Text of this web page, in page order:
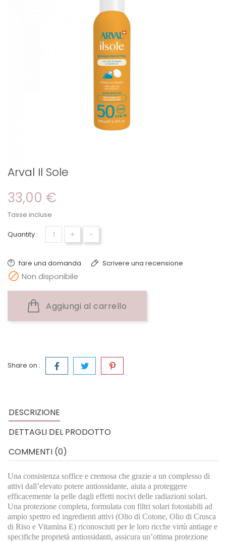
Arval Il Sole
33,00 €
Tasse incluse
Quantity : + -
fare una domanda Scrivere una recensione
 Non disponibile
Aggiungi al carrello
Share on :
DESCRIZIONE
DETTAGLI DEL PRODOTTO
COMMENTI (0)
Una consistenza soffice e cremosa che grazie a un complesso di
attivi dall’elevato potere antiossidante, aiuta a proteggere
efficacemente la pelle dagli effetti nocivi delle radiazioni solari.
Una protezione completa, formulata con filtri solari fotostabili ad
ampio spettro ed ingredienti attivi (Olio di Cotone, Olio di Crusca
di Riso e Vitamina E) riconosciuti per le loro ricche virtù antiage e
specifiche proprietà antiossidanti, assicura un’ottima protezione